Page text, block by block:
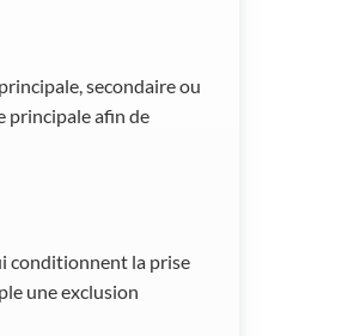
secondaire ou
principale afin de
conditionnent la prise
une exclusion